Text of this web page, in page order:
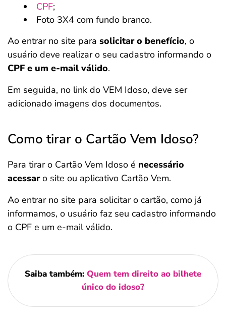
CPF;
Foto 3X4 com fundo branco.
Ao entrar no site para solicitar o benefício, o
usuário deve realizar o seu cadastro informando o
CPF e um e-mail válido.
Em seguida, no link do VEM Idoso, deve ser
adicionado imagens dos documentos.
Como tirar o Cartão Vem Idoso?
Para tirar o Cartão Vem Idoso é necessário
acessaro site ou aplicativo Cartão Vem.
Ao entrar no site para solicitar o cartão, como já
informamos, o usuário faz seu cadastro informando
o CPF e um e-mail válido.
Saiba também: Quem tem direito ao bilhete
único do idoso?